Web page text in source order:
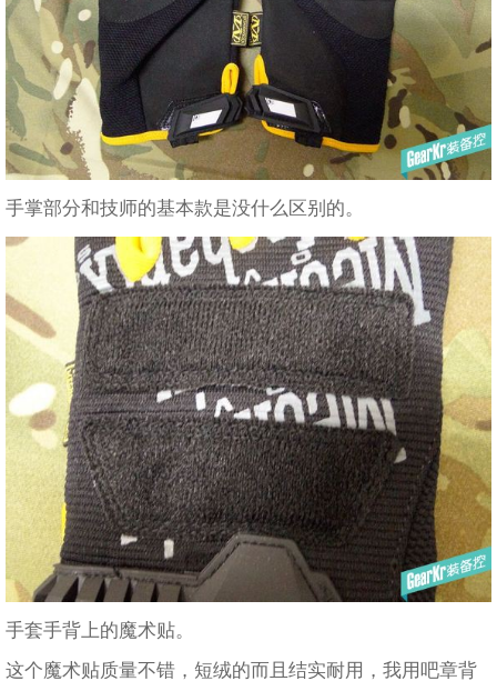
手掌部分和技师的基本款是没什么区别的。
手套手背上的魔术贴。
这个魔术贴质量不错，短绒的而且结实耐用，我用吧章背